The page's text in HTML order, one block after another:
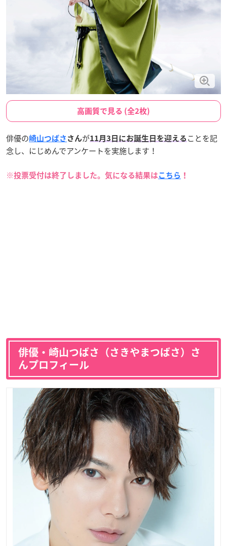
高画質で見る (全2枚)
俳優の崎山つばさ さんが11月3日にお誕生日を迎える ことを記
念し、にじめんでアンケートを実施します！
※投票受付は終了しました。気になる結果はこちら ！
俳優・崎山つばさ（さきやまつばさ）さ
んプロフィール